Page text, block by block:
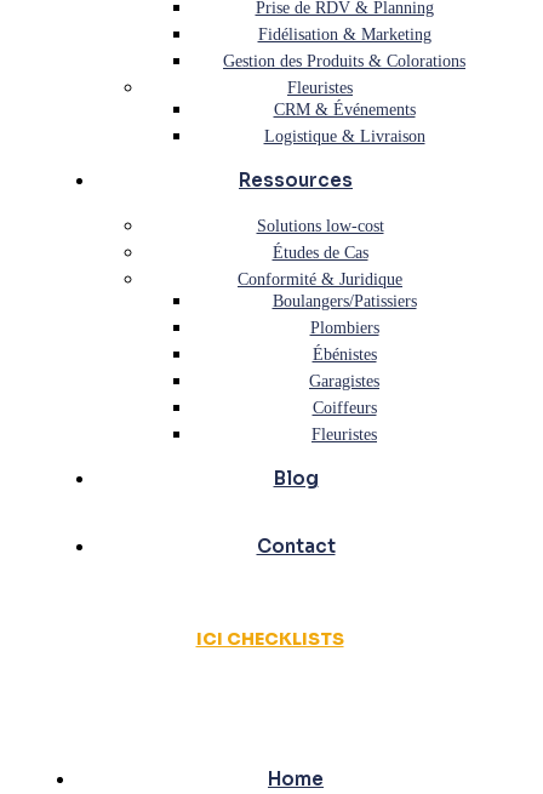
Prise de RDV & Planning
Fidélisation & Marketing
Gestion des Produits & Colorations
Fleuristes
CRM & Événements
Logistique & Livraison
Ressources
Solutions low-cost
Études de Cas
Conformité & Juridique
Boulangers/Patissiers
Plombiers
Ébénistes
Garagistes
Coiffeurs
Fleuristes
Blog
Contact
ICI CHECKLISTS
Home